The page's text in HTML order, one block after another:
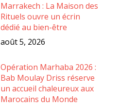
Marrakech : La Maison des
Rituels ouvre un écrin
dédié au bien-être
août 5, 2026
Opération Marhaba 2026 :
Bab Moulay Driss réserve
un accueil chaleureux aux
Marocains du Monde